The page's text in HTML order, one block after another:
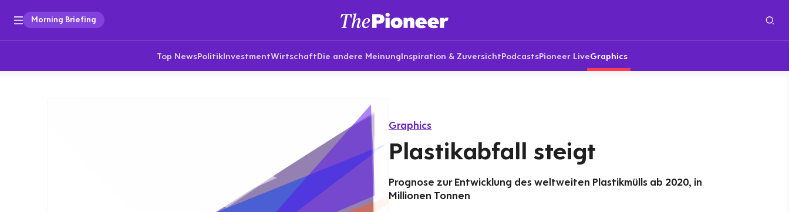
Morning Briefing
Top NewsPolitikInvestmentWirtschaftDie andere MeinungInspiration & ZuversichtPodcastsPioneer LiveGraphics
Graphics
Plastikabfall steigt
Prognose zur Entwicklung des weltweiten Plastikmülls ab 2020, in
Millionen Tonnen